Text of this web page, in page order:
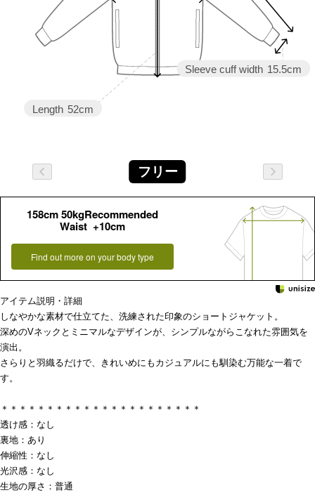
Sleeve cuff width 15.5cm
Length 52cm
フリー
158cm 50kgRecommended
Waist +10cm
Find out more on your body type
アイテム説明・詳細
しなやかな素材で仕立てた、洗練された印象のショートジャケット。
深めのVネックとミニマルなデザインが、シンプルながらこなれた雰囲気を
演出。
さらりと羽織るだけで、きれいめにもカジュアルにも馴染む万能な一着で
す。
＊＊＊＊＊＊＊＊＊＊＊＊＊＊＊＊＊＊＊＊＊＊
透け感：なし
裏地：あり
伸縮性：なし
光沢感：なし
生地の厚さ：普通